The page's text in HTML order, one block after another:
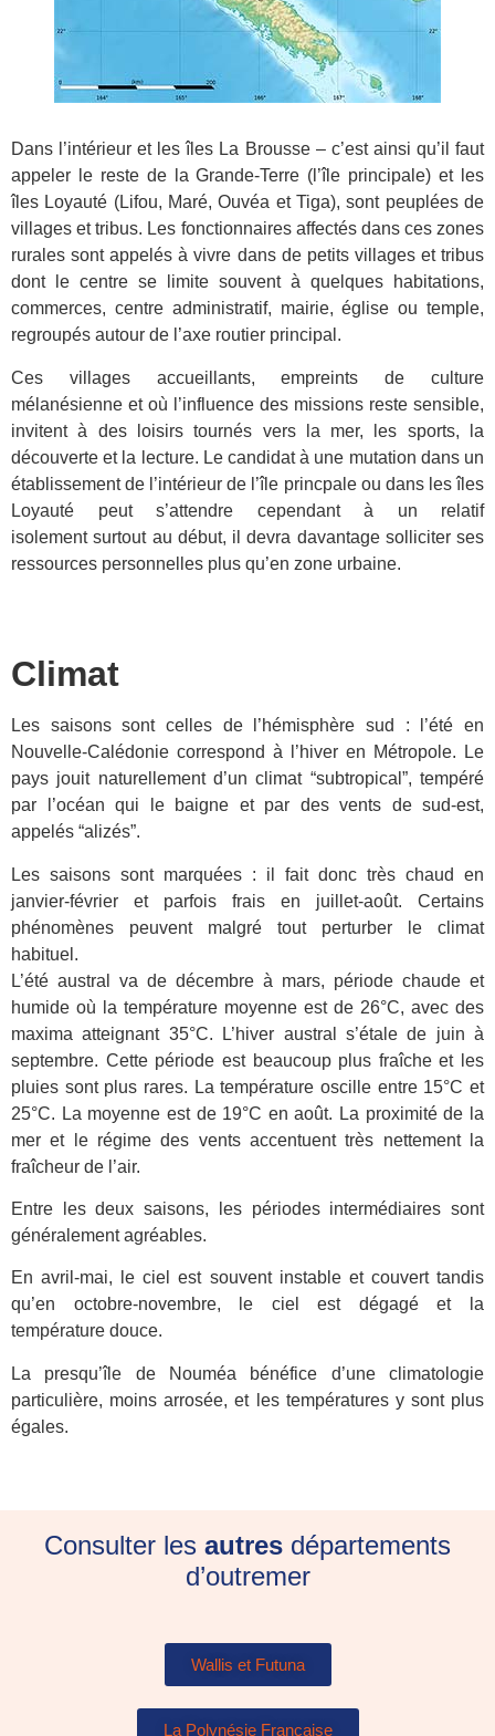
Dans l’intérieur et les îles La Brousse – c’est ainsi qu’il faut
appeler le reste de la Grande-Terre (l’île principale) et les
îles Loyauté (Lifou, Maré, Ouvéa et Tiga), sont peuplées de
villages et tribus. Les fonctionnaires affectés dans ces zones
rurales sont appelés à vivre dans de petits villages et tribus
dont le centre se limite souvent à quelques habitations,
commerces, centre administratif, mairie, église ou temple,
regroupés autour de l’axe routier principal.
Ces villages accueillants, empreints de culture
mélanésienne et où l’influence des missions reste sensible,
invitent à des loisirs tournés vers la mer, les sports, la
découverte et la lecture. Le candidat à une mutation dans un
établissement de l’intérieur de l’île princpale ou dans les îles
Loyauté peut s’attendre cependant à un relatif
isolement surtout au début, il devra davantage solliciter ses
ressources personnelles plus qu’en zone urbaine.
Climat
Les saisons sont celles de l’hémisphère sud : l’été en
Nouvelle-Calédonie correspond à l’hiver en Métropole. Le
pays jouit naturellement d’un climat “subtropical”, tempéré
par l’océan qui le baigne et par des vents de sud-est,
appelés “alizés”.
Les saisons sont marquées : il fait donc très chaud en
janvier-février et parfois frais en juillet-août. Certains
phénomènes peuvent malgré tout perturber le climat
habituel.
L’été austral va de décembre à mars, période chaude et
humide où la température moyenne est de 26°C, avec des
maxima atteignant 35°C. L’hiver austral s’étale de juin à
septembre. Cette période est beaucoup plus fraîche et les
pluies sont plus rares. La température oscille entre 15°C et
25°C. La moyenne est de 19°C en août. La proximité de la
mer et le régime des vents accentuent très nettement la
fraîcheur de l’air.
Entre les deux saisons, les périodes intermédiaires sont
généralement agréables.
En avril-mai, le ciel est souvent instable et couvert tandis
qu’en octobre-novembre, le ciel est dégagé et la
température douce.
La presqu’île de Nouméa bénéfice d’une climatologie
particulière, moins arrosée, et les températures y sont plus
égales.
Consulter les autres départements
d’outremer
Wallis et Futuna
La Polynésie Française